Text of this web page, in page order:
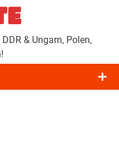
& Ungarn, Polen,